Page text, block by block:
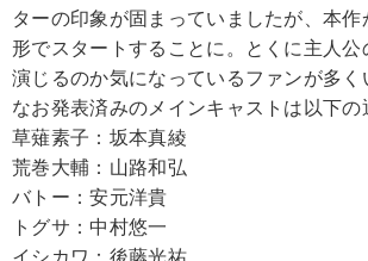
ターの印象が固まっていましたが、本作
形でスタートすることに。とくに主人
演じるのか気になっているファンが多く
なお発表済みのメインキャストは以下
草薙素子：坂本真綾
荒巻大輔：山路和弘
バトー：安元洋貴
トグサ：中村悠一
イシカワ：後藤光祐